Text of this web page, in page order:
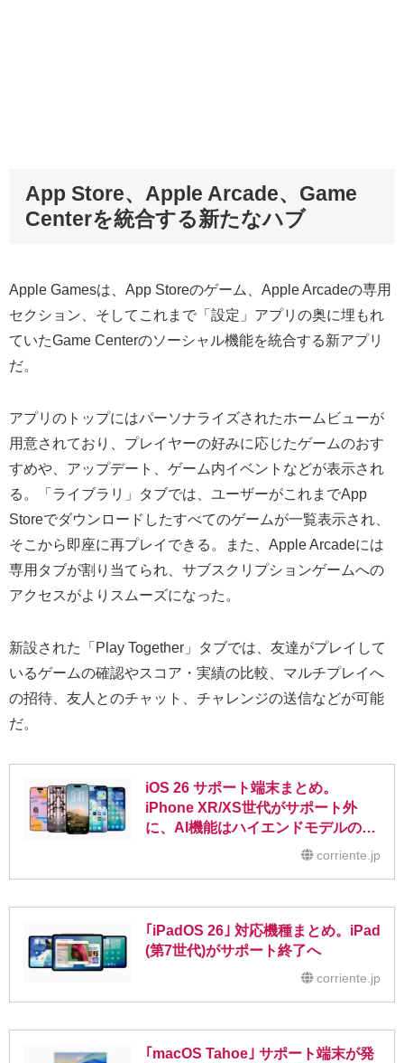
App Store、Apple Arcade、Game
Centerを統合する新たなハブ
Apple Gamesは、App Storeのゲーム、Apple Arcadeの専用
セクション、そしてこれまで「設定」アプリの奥に埋もれ
ていたGame Centerのソーシャル機能を統合する新アプリ
だ。
アプリのトップにはパーソナライズされたホームビューが
用意されており、プレイヤーの好みに応じたゲームのおす
すめや、アップデート、ゲーム内イベントなどが表示され
る。「ライブラリ」タブでは、ユーザーがこれまでApp
Storeでダウンロードしたすべてのゲームが一覧表示され、
そこから即座に再プレイできる。また、Apple Arcadeには
専用タブが割り当てられ、サブスクリプションゲームへの
アクセスがよりスムーズになった。
新設された「Play Together」タブでは、友達がプレイして
いるゲームの確認やスコア・実績の比較、マルチプレイへ
の招待、友人とのチャット、チャレンジの送信などが可能
だ。
iOS 26 サポート端末まとめ。
iPhone XR/XS世代がサポート外
に、AI機能はハイエンドモデルのみ
corriente.jp
｢iPadOS 26｣ 対応機種まとめ。iPad
(第7世代)がサポート終了へ
corriente.jp
｢macOS Tahoe｣ サポート端末が発